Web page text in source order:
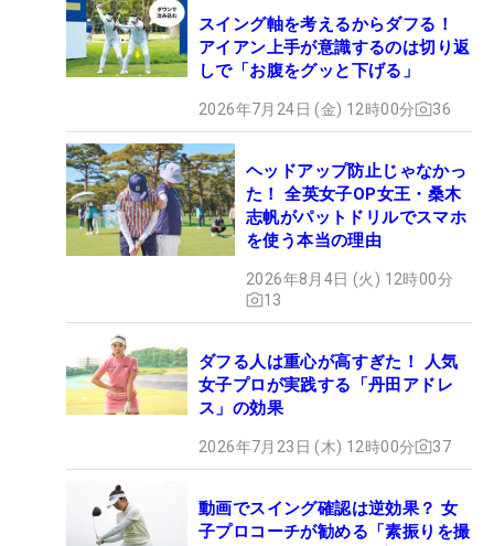
スイング軸を考えるからダフる！
アイアン上手が意識するのは切り返
しで「お腹をグッと下げる」
2026年7月24日 (金) 12時00分 36
ヘッドアップ防止じゃなかっ
た！ 全英女子OP女王・桑木
志帆がパットドリルでスマホ
を使う本当の理由
2026年8月4日 (火) 12時00分
13
ダフる人は重心が高すぎた！ 人気
女子プロが実践する「丹田アドレ
ス」の効果
2026年7月23日 (木) 12時00分 37
動画でスイング確認は逆効果？ 女
子プロコーチが勧める「素振りを撮